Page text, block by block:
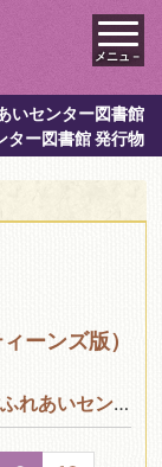
メニュ－
いセンター図書館
ター図書館 発行物
ーンズ版）
あいセンター図書館